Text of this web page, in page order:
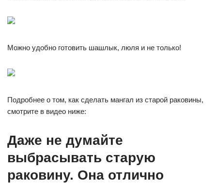
Можно удобно готовить шашлык, люля и не только!
Подробнее о том, как сделать мангал из старой раковины,
смотрите в видео ниже:
Даже не думайте
выбрасывать старую
раковину. Она отлично